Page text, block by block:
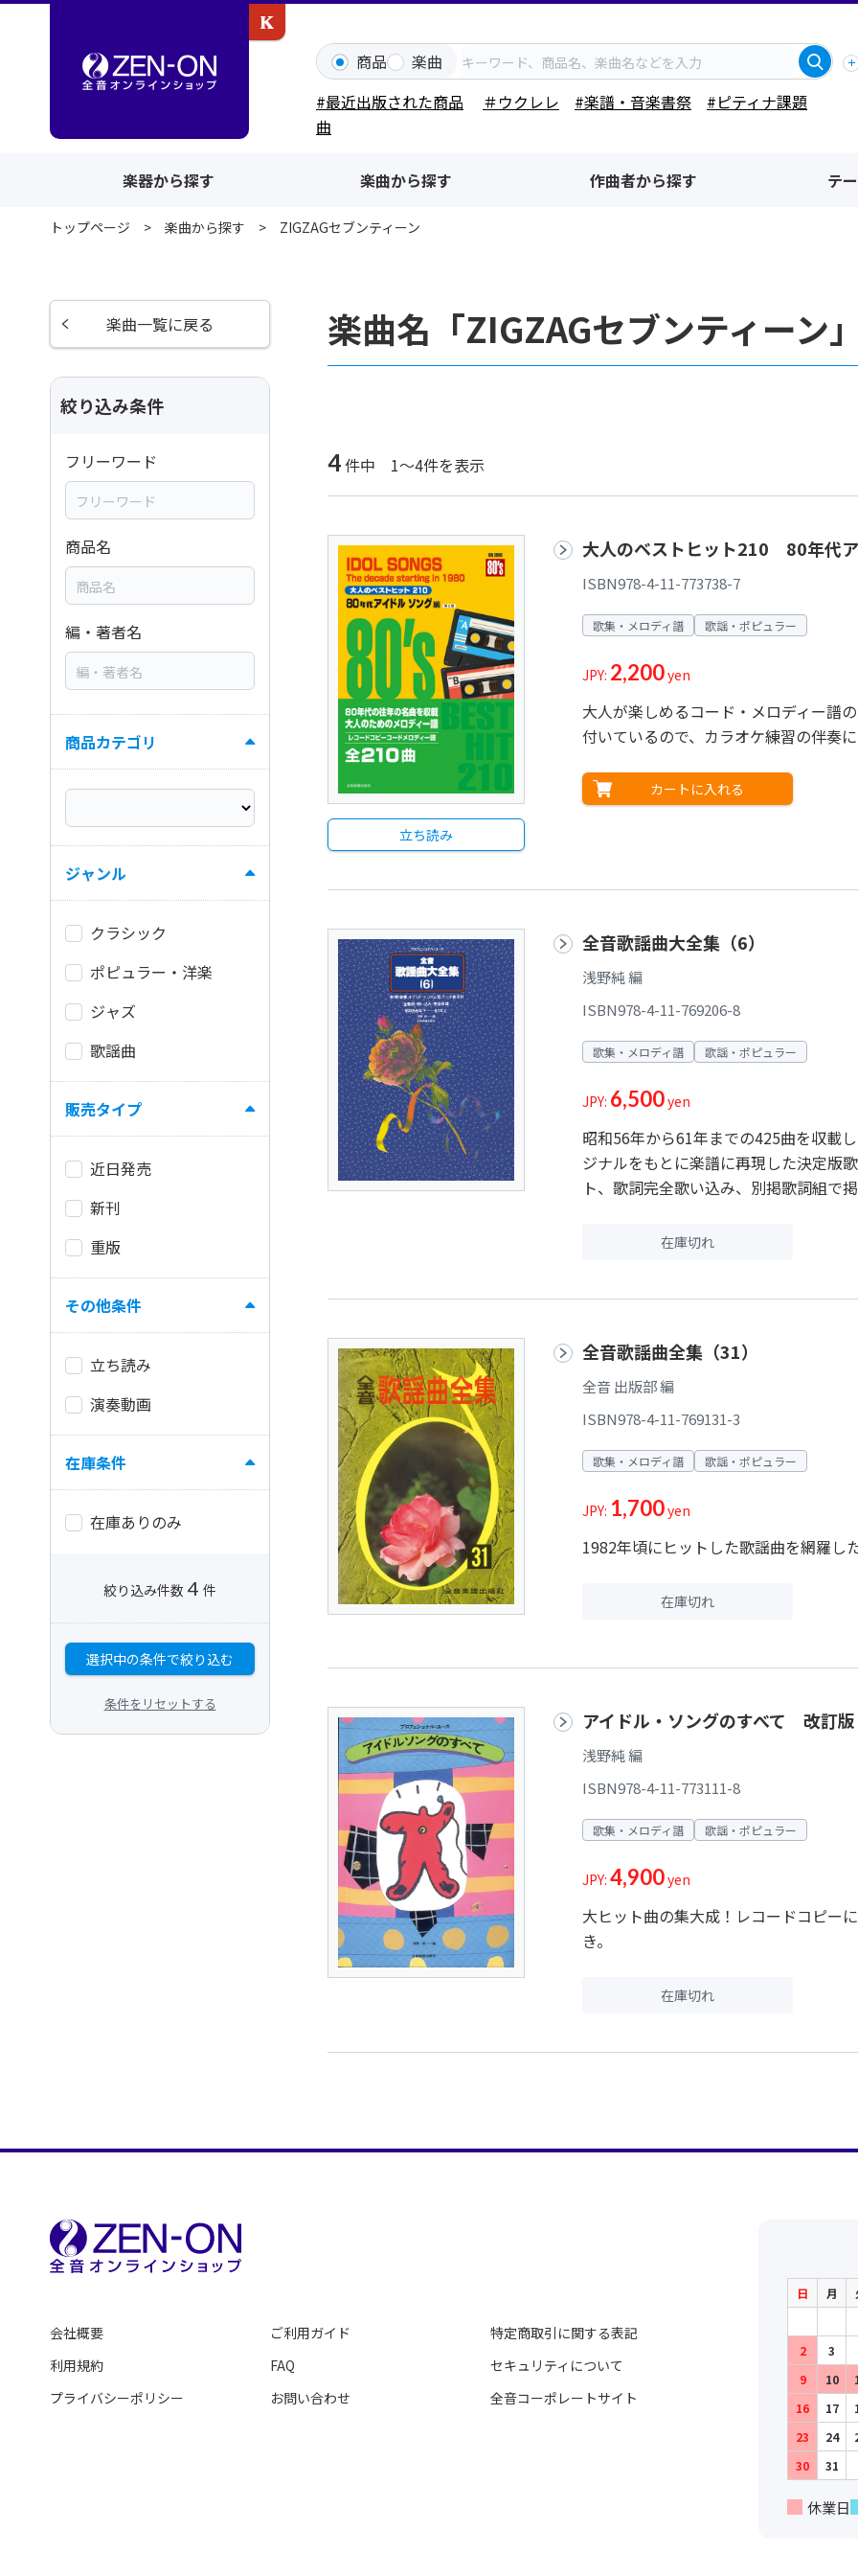
商品 楽曲
#最近出版された商品
＃ウクレレ #楽譜・音楽書祭
#ピティナ課題
曲
楽器から探す 楽曲から探す 作曲者から探す テ
トップページ 楽曲から探す ZIGZAGセブンティーン
楽曲名「ZIGZAGセブンティー
4件中 1～4件を表示
立ち読み
大人のベストヒット210 80年代
ISBN978-4-11-773738-7
歌集・メロディ譜 歌謡・ポピュラー
JPY: 2,200yen
大人が楽しめるコード・メロディー譜
付いているので、カラオケ練習の伴奏
カートに入れる
全音歌謡曲大全集（6）
浅野純 編
ISBN978-4-11-769206-8
歌集・メロディ譜 歌謡・ポピュラー
JPY: 6,500yen
昭和56年から61年までの425曲を収載
ジナルをもとに楽譜に再現した決定版
ト、歌詞完全歌い込み、別掲歌詞組で掲
在庫切れ
全音歌謡曲全集（31）
全音 出版部 編
ISBN978-4-11-769131-3
歌集・メロディ譜 歌謡・ポピュラー
JPY: 1,700yen
1982年頃にヒットした歌謡曲を網羅し
在庫切れ
アイドル・ソングのすべて 改訂版
浅野純 編
ISBN978-4-11-773111-8
歌集・メロディ譜 歌謡・ポピュラー
JPY: 4,900yen
大ヒット曲の集大成！レコードコピー
き。
在庫切れ
楽曲一覧に戻る
絞り込み条件
フリーワード
商品名
編・著者名
商品カテゴリ
ジャンル
クラシック
ポピュラー・洋楽
ジャズ
歌謡曲
販売タイプ
近日発売
新刊
重版
その他条件
立ち読み
演奏動画
在庫条件
在庫ありのみ
絞り込み件数 4 件
選択中の条件で絞り込む
条件をリセットする
会社概要
利用規約
プライバシーポリシー
ご利用ガイド
FAQ
お問い合わせ
特定商取引に関する表記
セキュリティについて
全音コーポレートサイト
日 月
2
3
9
10
16
17
23
24
30
31
休業日